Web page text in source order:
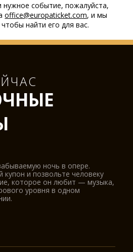
событие, пожалуйста,
office@europaticket.com, и мы
найти его для вас.
ночь в опере.
и позвольте человеку
которое он любит — музыка,
уровня в одном